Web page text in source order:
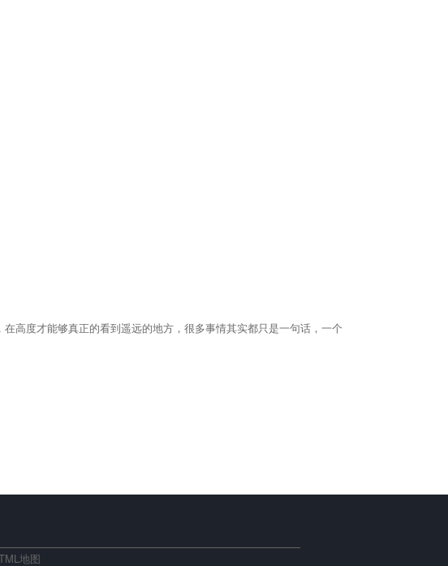
高度才能够真正的看到遥远的地方，很多事情其实都只是一句话，一个
地图